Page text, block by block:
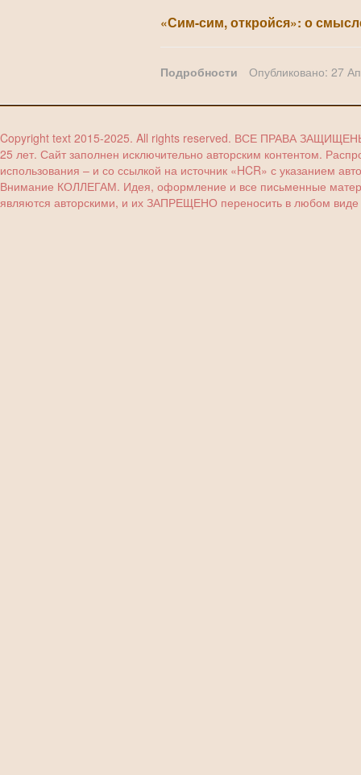
«Сим-сим, откройся»: о
Подробности Опубликовано: 27
Copyright text 2015-2025. All rights reserved. ВСЕ ПРАВА
25 лет. Сайт заполнен исключительно авторским контентом.
использования – и со ссылкой на источник «HCR» с указанием
Внимание КОЛЛЕГАМ. Идея, оформление и все письменные
являются авторскими, и их ЗАПРЕЩЕНО переносить в любом виде